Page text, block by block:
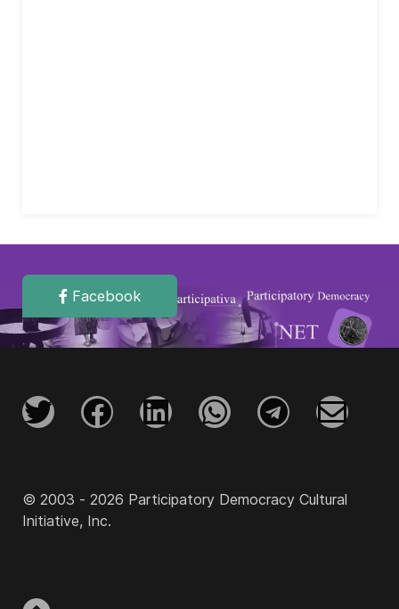
Facebook
© 2003 - 2026 Participatory Democracy Cultural
Initiative, Inc.